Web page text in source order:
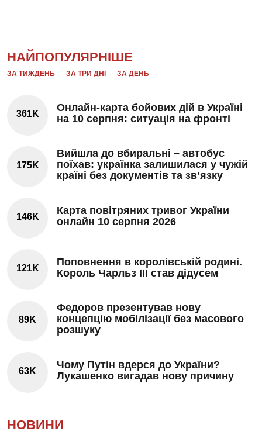
НАЙПОПУЛЯРНІШЕ
ЗА ТИЖДЕНЬ ЗА ТРИ ДНІ ЗА ДЕНЬ
361K
Онлайн-карта бойових дій в Україні
на 10 серпня: ситуація на фронті
175K
Вийшла до вбиральні – автобус
поїхав: українка залишилася у чужій
країні без документів та зв’язку
146K
Карта повітряних тривог України
онлайн 10 серпня 2026
121K
Поповнення в королівській родині.
Король Чарльз III став дідусем
89K
Федоров презентував нову
концепцію мобілізації без масового
розшуку
63K
Чому Путін вдерся до України?
Лукашенко вигадав нову причину
НОВИНИ